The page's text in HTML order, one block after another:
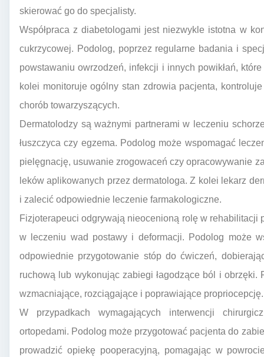
skierować go do specjalisty.
Współpraca z diabetologami jest niezwykle istotna w
cukrzycowej. Podolog, poprzez regularne badania i
powstawaniu owrzodzeń, infekcji i innych powikłań,
kolei monitoruje ogólny stan zdrowia pacjenta,
chorób towarzyszących.
Dermatolodzy są ważnymi partnerami w leczeniu
łuszczyca czy egzema. Podolog może wspomagać
pielęgnację, usuwanie zrogowaceń czy opracowywanie
leków aplikowanych przez dermatologa. Z kolei lekarz
i zalecić odpowiednie leczenie farmakologiczne.
Fizjoterapeuci odgrywają nieocenioną rolę w rehabilitacji
w leczeniu wad postawy i deformacji. Podolog może
odpowiednie przygotowanie stóp do ćwiczeń,
ruchową lub wykonując zabiegi łagodzące ból i
wzmacniające, rozciągające i poprawiające propriocepcję.
W przypadkach wymagających interwencji
ortopedami. Podolog może przygotować pacjenta do
prowadzić opiekę pooperacyjną, pomagając w